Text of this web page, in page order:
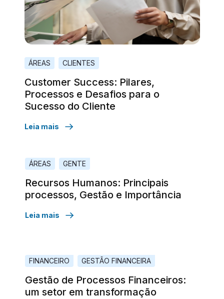
ÁREAS CLIENTES
Customer Success: Pilares,
Processos e Desafios para o
Sucesso do Cliente
Leia mais
ÁREAS GENTE
Recursos Humanos: Principais
processos, Gestão e Importância
Leia mais
FINANCEIRO GESTÃO FINANCEIRA
Gestão de Processos Financeiros:
um setor em transformação